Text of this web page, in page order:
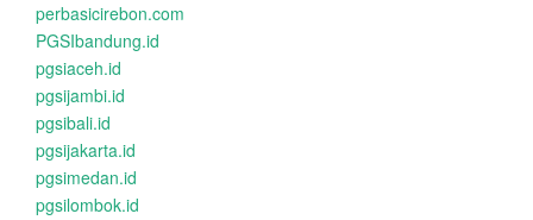
perbasicirebon.com
PGSIbandung.id
pgsiaceh.id
pgsijambi.id
pgsibali.id
pgsijakarta.id
pgsimedan.id
pgsilombok.id